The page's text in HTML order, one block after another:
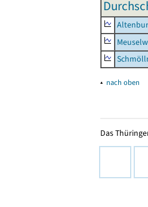
▴ nach oben
Das